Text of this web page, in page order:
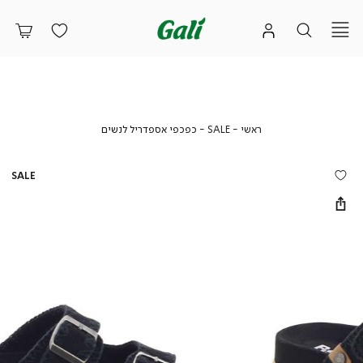
ראשי ראשי
SALE
SALE
כפכפי אספדריל לנשיםכפכפי
SALE